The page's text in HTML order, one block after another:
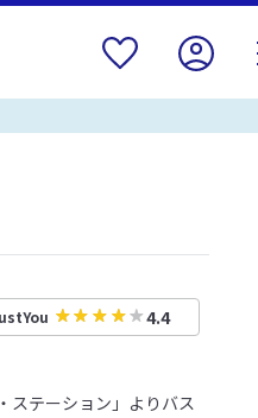
4.4
ステーション」よりバス